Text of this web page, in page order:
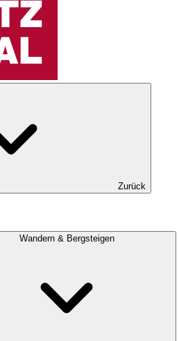
Zurück
Wandern & Bergsteigen